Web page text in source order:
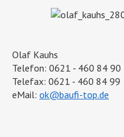
Olaf Kauhs
Telefon: 0621 - 460 84 90
Telefax: 0621 - 460 84 99
eMail: ok@baufi-top.de